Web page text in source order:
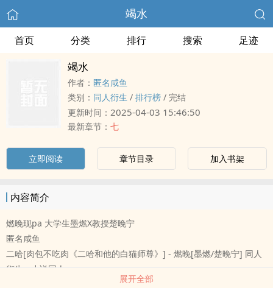
竭水
首页 分类 排行 搜索 足迹
竭水
作者： 匿名咸鱼
类别： 同人衍生 / 排行榜 / 完结
更新时间： 2025-04-03 15:46:50
最新章节： 七
立即阅读 章节目录 加入书架
内容简介
燃晚现pa 大学生墨燃X教授楚晚宁
匿名咸鱼
二哈[肉包不吃肉《二哈和他的白猫师尊》] - 燃晚[墨燃/楚晚宁] 同人
衍生 - 小说同人
展开全部